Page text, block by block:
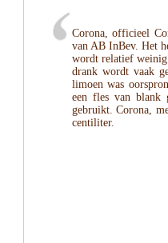
Corona, officieel
van AB InBev. Het
wordt relatief
drank wordt vaak
limoen was
een fles van blank
gebruikt. Corona,
centiliter.